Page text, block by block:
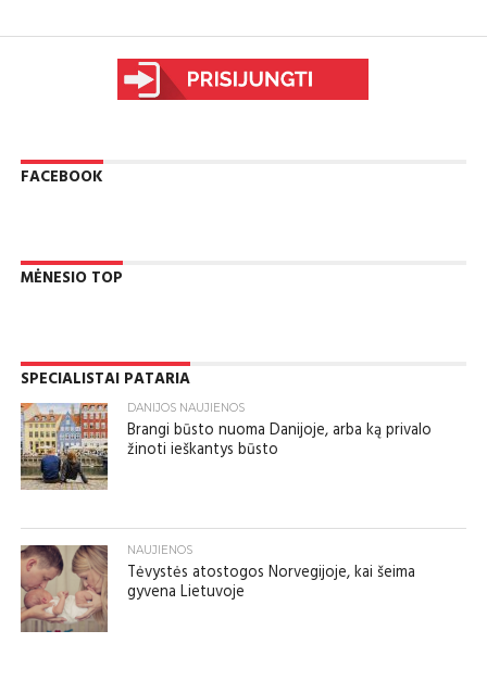
FACEBOOK
MĖNESIO TOP
SPECIALISTAI PATARIA
DANIJOS NAUJIENOS
Brangi būsto nuoma Danijoje, arba ką privalo
žinoti ieškantys būsto
NAUJIENOS
Tėvystės atostogos Norvegijoje, kai šeima
gyvena Lietuvoje